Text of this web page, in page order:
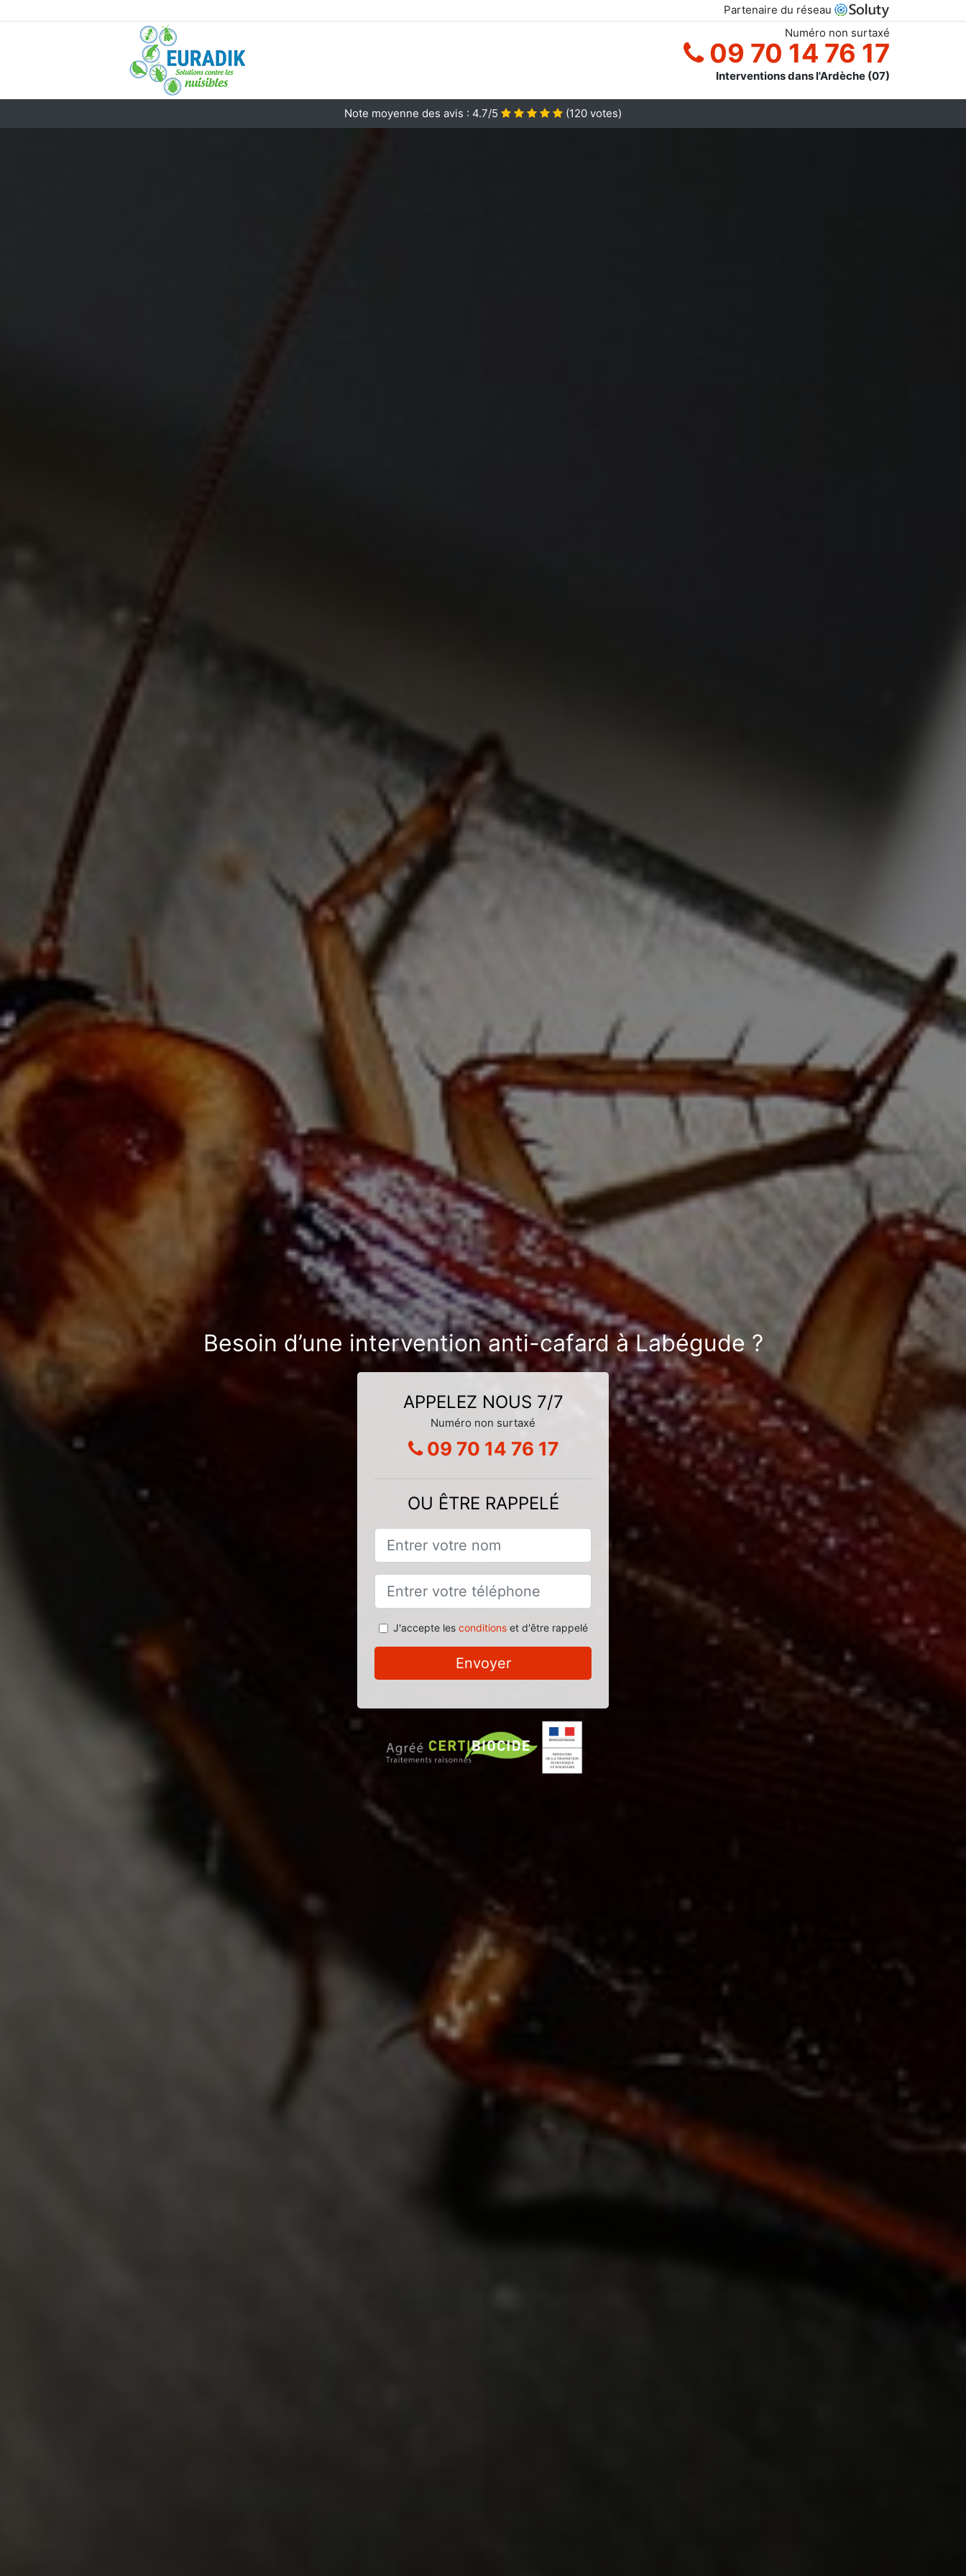
Partenaire du réseau
Numéro non surtaxé
09 70 14 76 17
Interventions dans l'Ardèche (07)
Note moyenne des avis : 4.7/5 (120 votes)
Besoin d’une intervention anti-cafard à Labégude ?
APPELEZ NOUS 7/7
Numéro non surtaxé
09 70 14 76 17
OU ÊTRE RAPPELÉ
J'accepte les conditionset d'être rappelé
Envoyer